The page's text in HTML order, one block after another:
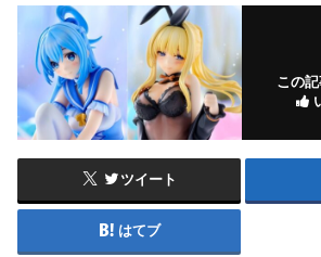
この
ツイート
はてブ